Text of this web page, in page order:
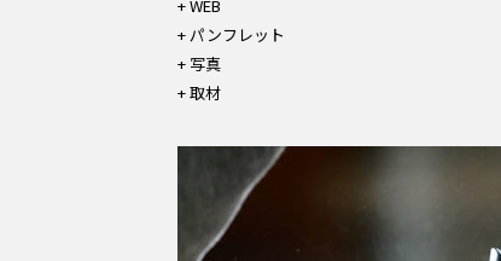
+ WEB
+ パンフレット
+ 写真
+ 取材